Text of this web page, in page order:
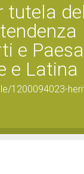
tutela
e
e Latina
1200094023-